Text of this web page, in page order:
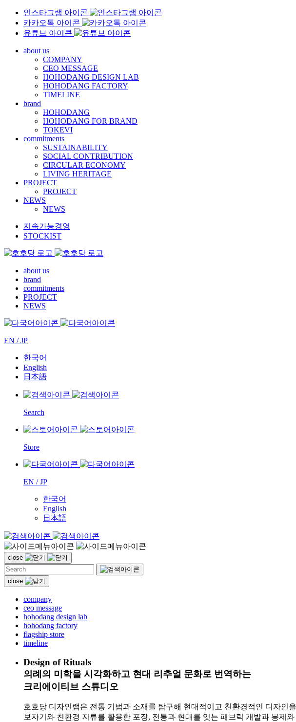
인스타그램 아이콘
카카오톡 아이콘
유튜브 아이콘
about us
COMPANY
CEO MESSAGE
HOHODANG DESIGN LAB
HOHODANG FACTORY
TIMELINE
brand
HOHODANG
HOHODANG FOR BRAND
TOKEVI
commitments
SUSTAINABILITY
SOCIAL CONTRIBUTION
CIRCULAR ECONOMY
LIVING HERITAGE
PROJECT
PROJECT
NEWS
NEWS
지속가능경영
STOCKIST
about us
brand
commitments
PROJECT
NEWS
EN / JP
한국어
English
日本語
Search
Store
EN / JP
한국어
English
日本語
close
close
company
ceo message
hohodang design lab
hohodang factory
flagship store
timeline
Design of Rituals
의례의 미학을 시각화하고 현대 리추얼 문화로 번역하는
크리에이티브 스튜디오
호호당 디자인랩은 전통 기법과 소재를 탐구해 현대적이고 친환경적인 디자인
보자기와 친환경 지류를 활용한 포장, 전통과 현대를 잇는 패브릭 개발과 봉제